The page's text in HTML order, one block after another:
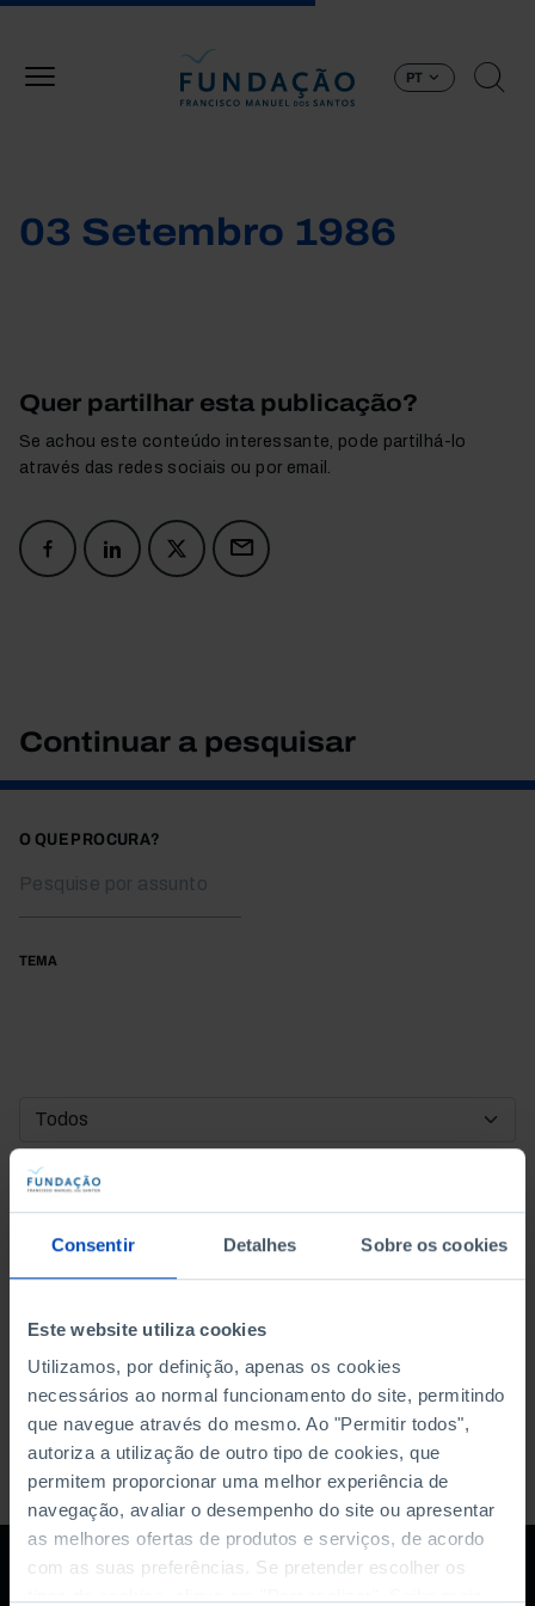
Consentir Detalhes Sobre os cookies
Este website utiliza cookies
Utilizamos, por definição, apenas os cookies
necessários ao normal funcionamento do site, permitindo
que navegue através do mesmo. Ao "Permitir todos",
autoriza a utilização de outro tipo de cookies, que
permitem proporcionar uma melhor experiência de
navegação, avaliar o desempenho do site ou apresentar
as melhores ofertas de produtos e serviços, de acordo
com as suas preferências. Se pretender escolher os
PT
03 Setembro 1986
Quer partilhar esta publicação?
Se achou este conteúdo interessante, pode partilhá-lo
através das redes sociais ou por email.
Continuar a pesquisar
O QUE PROCURA?
TEMA
DATA DE INÍCIO
DATA DE FIM